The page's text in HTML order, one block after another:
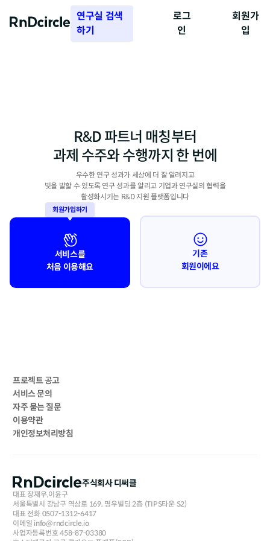
연구실 검색
하기
로그
인
회원가
입
R&D 파트너 매칭부터
과제 수주와 수행까지 한 번에
우수한 연구 성과가 세상에 더 잘 알려지고
빛을 발할 수 있도록 연구 성과를 알리고 기업과 연구실의 협력을
활성화시키는 R&D 지원 플랫폼입니다
회원가입하기
서비스를
처음 이용해요
기존
회원이에요
프로젝트 공고
서비스 문의
자주 묻는 질문
이용약관
개인정보처리방침
주식회사 디써클
대표 장재우,이윤구
서울특별시 강남구 역삼로 169, 명우빌딩 2층 (TIPS타운 S2)
대표 전화 0507-1312-6417
이메일 info@rndcircle.io
사업자등록번호 458-87-03380